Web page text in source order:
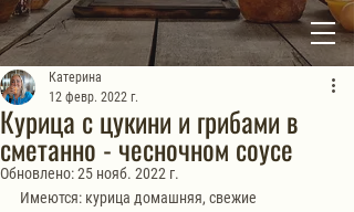
Курица с цукини и грибами в
сметанно - чесночном соусе
Катерина
12 февр. 2022 г.
Обновлено:25 нояб. 2022 г.
Имеются: курица домашняя, свежие